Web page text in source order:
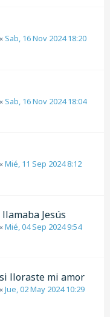
«Sab, 16 Nov 2024 18:20
«Sab, 16 Nov 2024 18:04
«Mié, 11 Sep 2024 8:12
Jesús
«Mié, 04 Sep 2024 9:54
lloraste mi amor
«Jue, 02 May 2024 10:29